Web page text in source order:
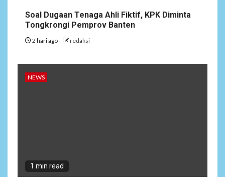
Soal Dugaan Tenaga Ahli Fiktif, KPK Diminta
Tongkrongi Pemprov Banten
2 hari ago redaksi
NEWS
1 min read